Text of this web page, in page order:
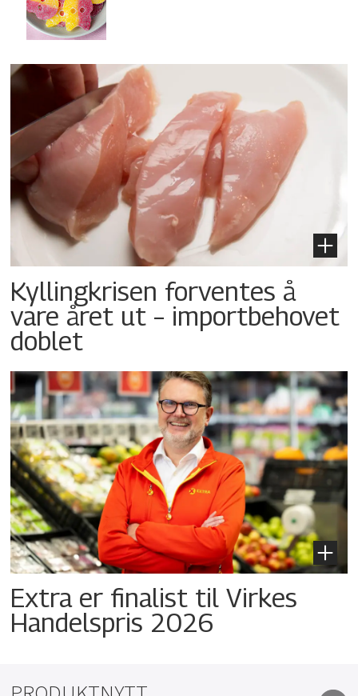
Kyllingkrisen forventes å
vare året ut – importbehovet
doblet
Extra er finalist til Virkes
Handelspris 2026